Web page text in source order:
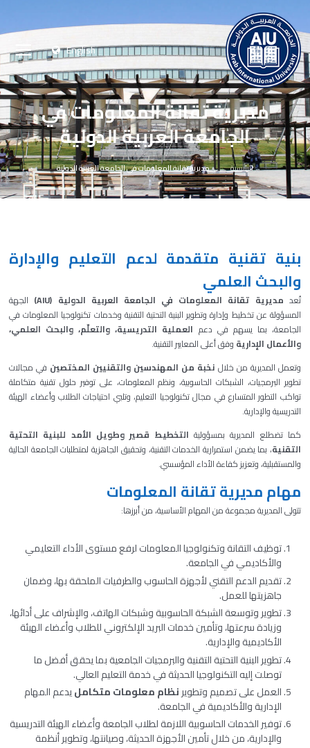
English
مديرية تقانة المعلومات في
الجامعة العربية الدولية
الرئيسية مديرية تقانة المعلومات في الجامعة العربية الدولية
بنية تقنية متقدمة لدعم التعليم والإدارة
والبحث العلمي
تُعد مديرية تقانة المعلومات في الجامعة العربية الدولية (AIU)
الجهة
المسؤولة عن تخطيط وإدارة وتطوير البنية التحتية التقنية وخدمات تكنولوجيا المعلومات في
الجامعة، بما يسهم في دعم العملية التدريسية، والتعلّم، والبحث العلمي،
والأعمال الإدارية وفق أعلى المعايير التقنية.
وتعمل المديرية من خلال نخبة من المهندسين والتقنيين المختصين في مجالات
تطوير البرمجيات، الشبكات الحاسوبية، ونظم المعلومات، على توفير حلول تقنية متكاملة
تواكب التطور المتسارع في مجال تكنولوجيا التعليم، وتلبي احتياجات الطلاب وأعضاء الهيئة
التدريسية والإدارية.
كما تضطلع المديرية بمسؤولية التخطيط قصير وطويل الأمد للبنية التحتية
التقنية، بما يضمن استمرارية الخدمات التقنية، وتحقيق الجاهزية لمتطلبات الجامعة الحالية
والمستقبلية، وتعزيز كفاءة الأداء المؤسسي.
مهام مديرية تقانة المعلومات
تتولى المديرية مجموعة من المهام الأساسية، من أبرزها:
توظيف التقانة وتكنولوجيا المعلومات لرفع مستوى الأداء التعليمي
والأكاديمي في الجامعة.
تقديم الدعم التقني لأجهزة الحاسوب والطرفيات الملحقة بها، وضمان
جاهزيتها للعمل.
تطوير وتوسعة الشبكة الحاسوبية وشبكات الهاتف، والإشراف على أدائها،
وزيادة سرعتها، وتأمين خدمات البريد الإلكتروني للطلاب وأعضاء الهيئة
الأكاديمية والإدارية.
تطوير البنية التحتية التقنية والبرمجيات الجامعية بما يحقق أفضل ما
توصلت إليه التكنولوجيا الحديثة في خدمة التعليم العالي.
العمل على تصميم وتطويرنظام معلومات متكامليدعم المهام
الإدارية والأكاديمية في الجامعة.
توفير الخدمات الحاسوبية اللازمة لطلاب الجامعة وأعضاء الهيئة التدريسية
والإدارية، من خلال تأمين الأجهزة الحديثة، وصيانتها، وتطوير أنظمة